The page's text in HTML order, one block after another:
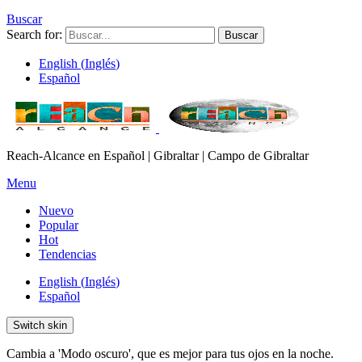
Buscar
Search for:
Buscar
English (Inglés)
Español
Reach-Alcance en Español | Gibraltar | Campo de Gibraltar
Menu
Nuevo
Popular
Hot
Tendencias
English (Inglés)
Español
Switch skin
Cambia a 'Modo oscuro', que es mejor para tus ojos en la noche.